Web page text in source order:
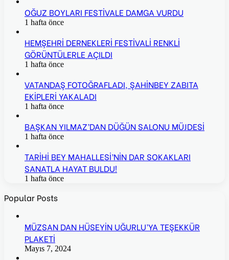
OĞUZ BOYLARI FESTİVALE DAMGA VURDU
1 hafta önce
HEMŞEHRİ DERNEKLERİ FESTİVALİ RENKLİ
GÖRÜNTÜLERLE AÇILDI
1 hafta önce
VATANDAŞ FOTOĞRAFLADI, ŞAHİNBEY ZABITA
EKİPLERİ YAKALADI
1 hafta önce
BAŞKAN YILMAZ’DAN DÜĞÜN SALONU MÜJDESİ
1 hafta önce
TARİHİ BEY MAHALLESİ’NİN DAR SOKAKLARI
SANATLA HAYAT BULDU!
1 hafta önce
Popular Posts
MÜZSAN DAN HÜSEYİN UĞURLU’YA TEŞEKKÜR
PLAKETİ
Mayıs 7, 2024